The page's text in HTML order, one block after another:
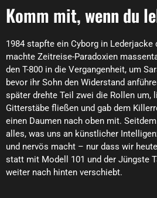
Komm mit, wenn du
1984 stapfte ein Cyborg in Lederjacke
machte Zeitreise-Paradoxien
den T-800 in die Vergangenheit, um
bevor ihr Sohn den Widerstand
später drehte Teil zwei die Rollen um,
Gitterstäbe fließen und gab dem
einen Daumen nach oben mit.
alles, was uns an künstlicher
und nervös macht – nur dass wir
statt mit Modell 101 und der Jüngste
weiter nach hinten verschiebt.